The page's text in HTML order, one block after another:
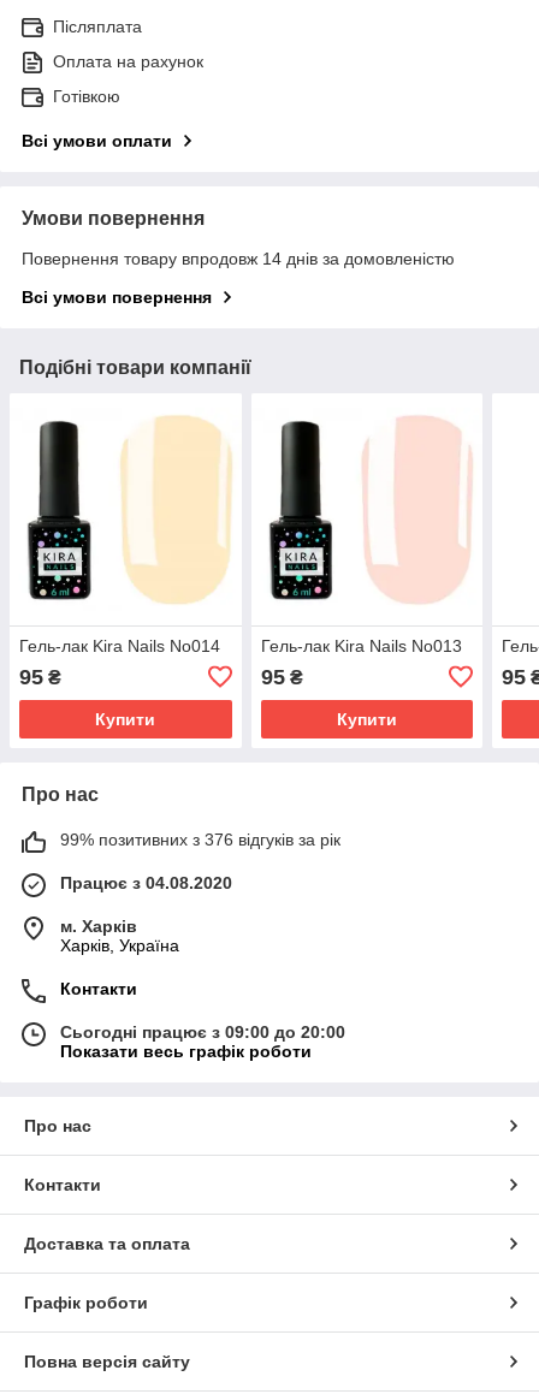
Післяплата
Оплата на рахунок
Готівкою
Всі умови оплати
Умови повернення
Повернення товару впродовж 14 днів за домовленістю
Всі умови повернення
Подібні товари компанії
Гель-лак Kira Nails No014
95 ₴
Купити
Гель-лак Kira Nails No013
95₴
Купити
95
Про нас
99% позитивних з 376 відгуків за рік
Працює з 04.08.2020
м. Харків
Харків, Україна
Контакти
Сьогодні працює з 09:00 до 20:00
Показати весь графік роботи
Про нас
Контакти
Доставка та оплата
Графік роботи
Повна версія сайту